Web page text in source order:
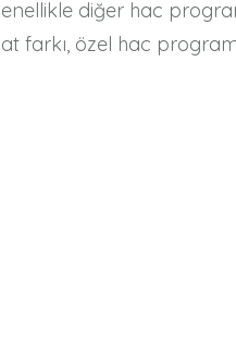
diğer hac
farkı, özel hac